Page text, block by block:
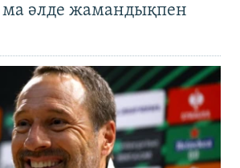
әлде жамандықпен